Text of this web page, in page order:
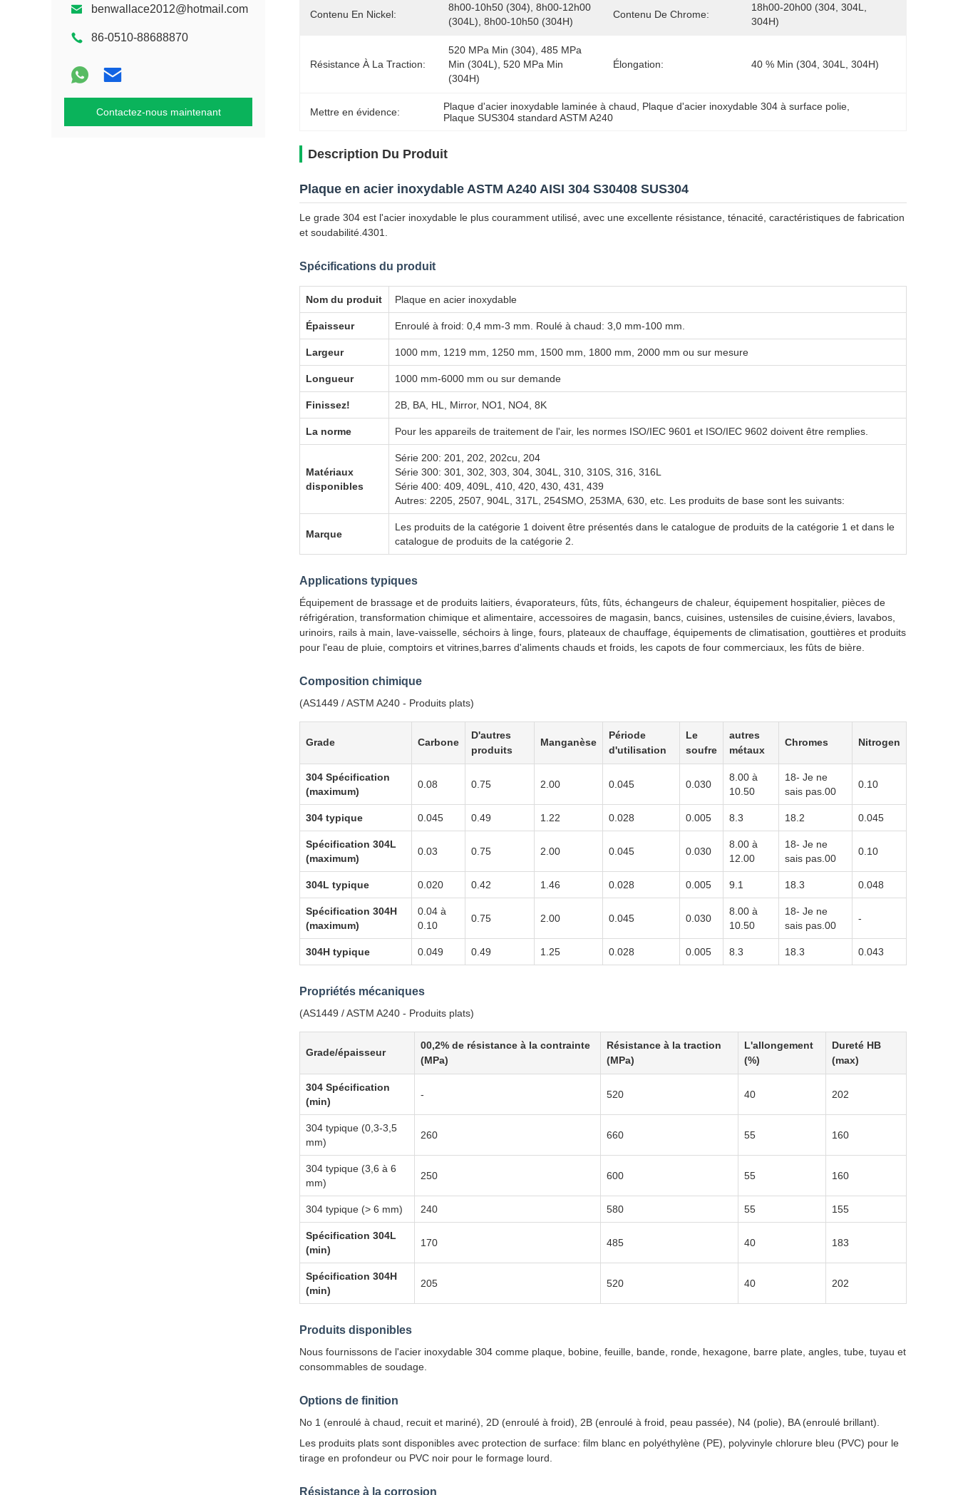
benwallace2012@hotmail.com
86-0510-88688870
Contactez-nous maintenant
Contenu En Nickel:
8h00-10h50 (304), 8h00-12h00
(304L), 8h00-10h50 (304H)
Contenu De Chrome:
18h00-20h00 (304, 304L,
304H)
Résistance À La Traction:
520 MPa Min (304), 485 MPa
Min (304L), 520 MPa Min
(304H)
Élongation: 40 % Min (304, 304L, 304H)
Mettre en évidence: Plaque d'acier inoxydable laminée à chaud Plaque d'acier inoxydable 304 à surface polie
Plaque SUS304 standard ASTM A240
Description Du Produit
Plaque en acier inoxydable ASTM A240 AISI 304 S30408 SUS304
Le grade 304 est l'acier inoxydable le plus couramment utilisé, avec une excellente résistance, ténacité, caractéristiques de fabrication
et soudabilité.4301.
Spécifications du produit
Nom du produit Plaque en acier inoxydable
Épaisseur Enroulé à froid: 0,4 mm-3 mm. Roulé à chaud: 3,0 mm-100 mm.
Largeur 1000 mm, 1219 mm, 1250 mm, 1500 mm, 1800 mm, 2000 mm ou sur mesure
Longueur 1000 mm-6000 mm ou sur demande
Finissez! 2B, BA, HL, Mirror, NO1, NO4, 8K
La norme Pour les appareils de traitement de l'air, les normes ISO/IEC 9601 et ISO/IEC 9602 doivent être remplies.
Matériaux
disponibles
Série 200: 201, 202, 202cu, 204
Série 300: 301, 302, 303, 304, 304L, 310, 310S, 316, 316L
Série 400: 409, 409L, 410, 420, 430, 431, 439
Autres: 2205, 2507, 904L, 317L, 254SMO, 253MA, 630, etc. Les produits de base sont les suivants:
Marque
Les produits de la catégorie 1 doivent être présentés dans le catalogue de produits de la catégorie 1 et dans le
catalogue de produits de la catégorie 2.
Applications typiques
Équipement de brassage et de produits laitiers, évaporateurs, fûts, fûts, échangeurs de chaleur, équipement hospitalier, pièces de
réfrigération, transformation chimique et alimentaire, accessoires de magasin, bancs, cuisines, ustensiles de cuisine,éviers, lavabos,
urinoirs, rails à main, lave-vaisselle, séchoirs à linge, fours, plateaux de chauffage, équipements de climatisation, gouttières et produits
pour l'eau de pluie, comptoirs et vitrines,barres d'aliments chauds et froids, les capots de four commerciaux, les fûts de bière.
Composition chimique
(AS1449 / ASTM A240 - Produits plats)
Grade Carbone
D'autres
produits
Manganèse
Période
d'utilisation
Le
soufre
autres
métaux
Chromes Nitrogen
304 Spécification
(maximum)
0.08 0.75 2.00 0.045 0.030
8.00 à
10.50
18- Je ne
sais pas.00
0.10
304 typique 0.045 0.49 1.22 0.028 0.005 8.3 18.2 0.045
Spécification 304L
(maximum)
0.03 0.75 2.00 0.045 0.030
8.00 à
12.00
18- Je ne
sais pas.00
0.10
304L typique 0.020 0.42 1.46 0.028 0.005 9.1 18.3 0.048
Spécification 304H
(maximum)
0.04 à
0.10
0.75 2.00 0.045 0.030
8.00 à
10.50
18- Je ne
sais pas.00
-
304H typique 0.049 0.49 1.25 0.028 0.005 8.3 18.3 0.043
Propriétés mécaniques
(AS1449 / ASTM A240 - Produits plats)
Grade/épaisseur
00,2% de résistance à la contrainte
(MPa)
Résistance à la traction
(MPa)
L'allongement
(%)
Dureté HB
(max)
304 Spécification
(min)
- 520 40 202
304 typique (0,3-3,5
mm)
260 660 55 160
304 typique (3,6 à 6
mm)
250 600 55 160
304 typique (> 6 mm) 240 580 55 155
Spécification 304L
(min)
170 485 40 183
Spécification 304H
(min)
205 520 40 202
Produits disponibles
Nous fournissons de l'acier inoxydable 304 comme plaque, bobine, feuille, bande, ronde, hexagone, barre plate, angles, tube, tuyau et
consommables de soudage.
Options de finition
No 1 (enroulé à chaud, recuit et mariné), 2D (enroulé à froid), 2B (enroulé à froid, peau passée), N4 (polie), BA (enroulé brillant).
Les produits plats sont disponibles avec protection de surface: film blanc en polyéthylène (PE), polyvinyle chlorure bleu (PVC) pour le
tirage en profondeur ou PVC noir pour le formage lourd.
Résistance à la corrosion